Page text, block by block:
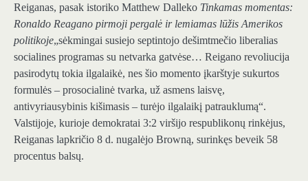
Reiganas, pasak istoriko Matthew Dalleko Tinkamas momentas:
Ronaldo Reagano pirmoji pergalė ir lemiamas lūžis Amerikos
politikoje„sėkmingai susiejo septintojo dešimtmečio liberalias
socialines programas su netvarka gatvėse… Reigano revoliucija
pasirodytų tokia ilgalaikė, nes šio momento įkarštyje sukurtos
formulės – prosocialinė tvarka, už asmens laisvę,
antivyriausybinis kišimasis – turėjo ilgalaikį patrauklumą“.
Valstijoje, kurioje demokratai 3:2 viršijo respublikonų rinkėjus,
Reiganas lapkričio 8 d. nugalėjo Browną, surinkęs beveik 58
procentus balsų.